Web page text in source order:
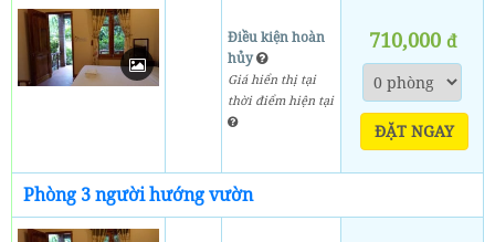
Điều kiện hoàn
hủy
Giá hiển thị tại
thời điểm hiện tại
710,000 đ
ĐẶT NGAY
Phòng 3 người hướng vườn